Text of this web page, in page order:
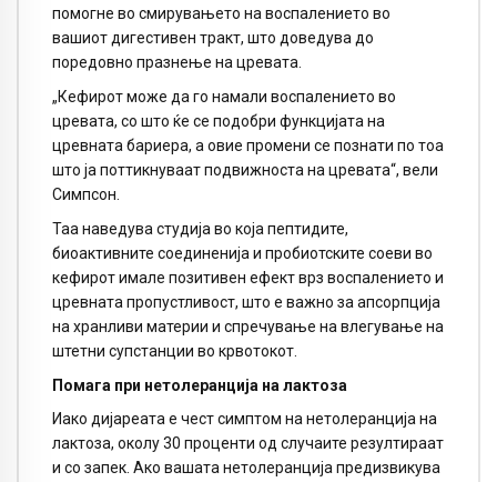
помогне во смирувањето на воспалението во
вашиот дигестивен тракт, што доведува до
поредовно празнење на цревата.
„Кефирот може да го намали воспалението во
цревата, со што ќе се подобри функцијата на
цревната бариера, а овие промени се познати по тоа
што ја поттикнуваат подвижноста на цревата“, вели
Симпсон.
Таа наведува студија во која пептидите,
биоактивните соединенија и пробиотските соеви во
кефирот имале позитивен ефект врз воспалението и
цревната пропустливост, што е важно за апсорпција
на хранливи материи и спречување на влегување на
штетни супстанции во крвотокот.
Помага при нетолеранција на лактоза
Иако дијареата е чест симптом на нетолеранција на
лактоза, околу 30 проценти од случаите резултираат
и со запек. Ако вашата нетолеранција предизвикува